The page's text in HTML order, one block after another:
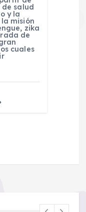
de salud
y la
misión
zika
de
cuales